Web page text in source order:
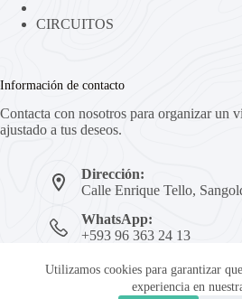
Utilizamos cookies para garantizar
experiencia en
CIRCUITOS
Información de contacto
Contacta con nosotros para organizar un
ajustado a tus deseos.
Dirección:
Calle Enrique Tello,
WhatsApp:
+593 96 363 24 13
Mail:
reservas@viajesaftin.com